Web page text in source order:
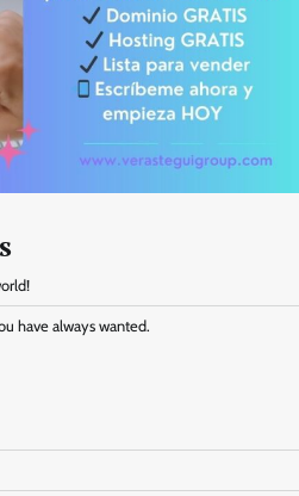
have always wanted.